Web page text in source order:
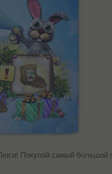
Покупай самый большой